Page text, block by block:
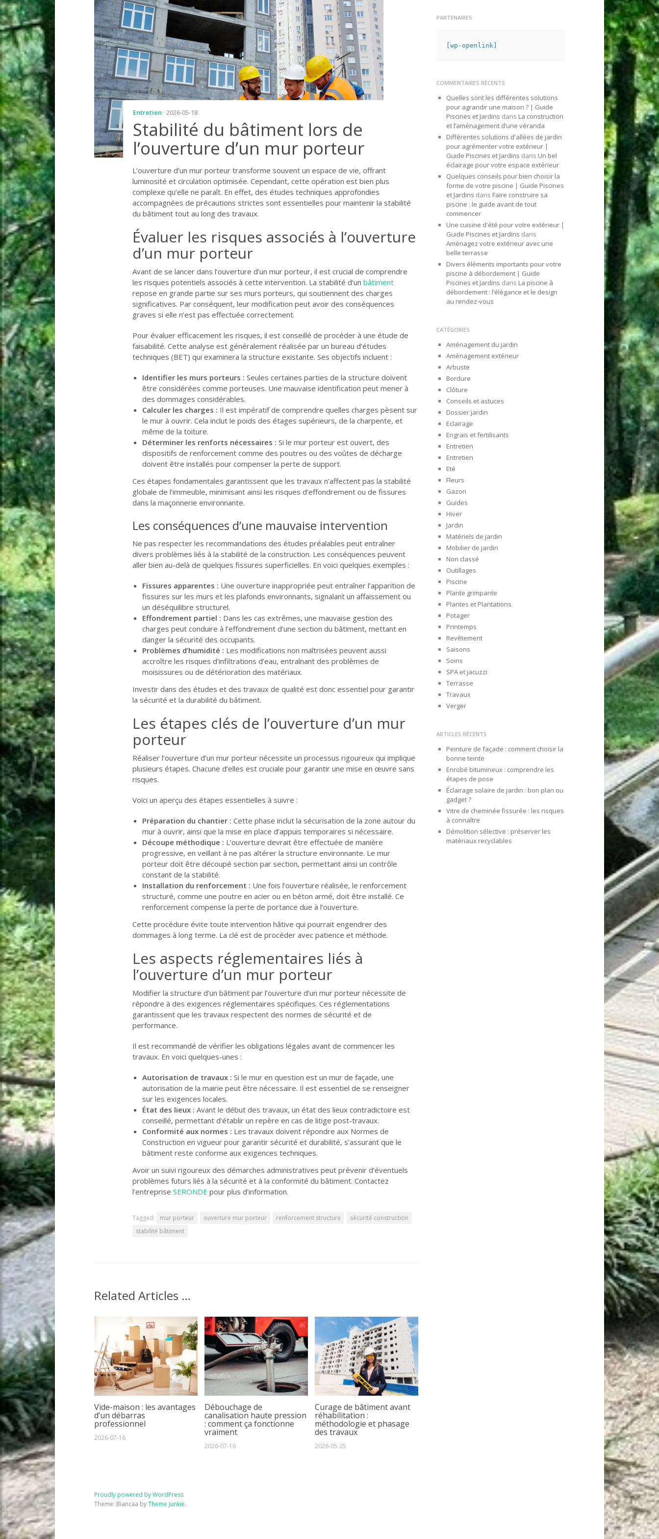
Entretien · 2026-05-18
Stabilité du bâtiment lors de
l’ouverture d’un mur porteur
L’ouverture d’un mur porteur transforme souvent un espace de vie, offrant
luminosité et circulation optimisée. Cependant, cette opération est bien plus
complexe qu’elle ne paraît. En effet, des études techniques approfondies
accompagnées de précautions strictes sont essentielles pour maintenir la stabilité
du bâtiment tout au long des travaux.
Évaluer les risques associés à l’ouverture
d’un mur porteur
Avant de se lancer dans l’ouverture d’un mur porteur, il est crucial de comprendre
les risques potentiels associés à cette intervention. La stabilité d’un bâtiment
repose en grande partie sur ses murs porteurs, qui soutiennent des charges
significatives. Par conséquent, leur modification peut avoir des conséquences
graves si elle n’est pas effectuée correctement.
Pour évaluer efficacement les risques, il est conseillé de procéder à une étude de
faisabilité. Cette analyse est généralement réalisée par un bureau d’études
techniques (BET) qui examinera la structure existante. Ses objectifs incluent :
Identifier les murs porteurs : Seules certaines parties de la structure doivent
être considérées comme porteuses. Une mauvaise identification peut mener à
des dommages considérables.
Calculer les charges : Il est impératif de comprendre quelles charges pèsent sur
le mur à ouvrir. Cela inclut le poids des étages supérieurs, de la charpente, et
même de la toiture.
Déterminer les renforts nécessaires : Si le mur porteur est ouvert, des
dispositifs de renforcement comme des poutres ou des voûtes de décharge
doivent être installés pour compenser la perte de support.
Ces étapes fondamentales garantissent que les travaux n’affectent pas la stabilité
globale de l’immeuble, minimisant ainsi les risques d’effondrement ou de fissures
dans la maçonnerie environnante.
Les conséquences d’une mauvaise intervention
Ne pas respecter les recommandations des études préalables peut entraîner
divers problèmes liés à la stabilité de la construction. Les conséquences peuvent
aller bien au-delà de quelques fissures superficielles. En voici quelques exemples :
Fissures apparentes : Une ouverture inappropriée peut entraîner l’apparition de
fissures sur les murs et les plafonds environnants, signalant un affaissement ou
un déséquilibre structurel.
Effondrement partiel : Dans les cas extrêmes, une mauvaise gestion des
charges peut conduire à l’effondrement d’une section du bâtiment, mettant en
danger la sécurité des occupants.
Problèmes d’humidité : Les modifications non maîtrisées peuvent aussi
accroître les risques d’infiltrations d’eau, entraînant des problèmes de
moisissures ou de détérioration des matériaux.
Investir dans des études et des travaux de qualité est donc essentiel pour garantir
la sécurité et la durabilité du bâtiment.
Les étapes clés de l’ouverture d’un mur
porteur
Réaliser l’ouverture d’un mur porteur nécessite un processus rigoureux qui implique
plusieurs étapes. Chacune d’elles est cruciale pour garantir une mise en œuvre sans
risques.
Voici un aperçu des étapes essentielles à suivre :
Préparation du chantier : Cette phase inclut la sécurisation de la zone autour du
mur à ouvrir, ainsi que la mise en place d’appuis temporaires si nécessaire.
Découpe méthodique : L’ouverture devrait être effectuée de manière
progressive, en veillant à ne pas altérer la structure environnante. Le mur
porteur doit être découpé section par section, permettant ainsi un contrôle
constant de la stabilité.
Installation du renforcement : Une fois l’ouverture réalisée, le renforcement
structuré, comme une poutre en acier ou en béton armé, doit être installé. Ce
renforcement compense la perte de portance due à l’ouverture.
Cette procédure évite toute intervention hâtive qui pourrait engendrer des
dommages à long terme. La clé est de procéder avec patience et méthode.
Les aspects réglementaires liés à
l’ouverture d’un mur porteur
Modifier la structure d’un bâtiment par l’ouverture d’un mur porteur nécessite de
répondre à des exigences réglementaires spécifiques. Ces réglementations
garantissent que les travaux respectent des normes de sécurité et de
performance.
Il est recommandé de vérifier les obligations légales avant de commencer les
travaux. En voici quelques-unes :
Autorisation de travaux : Si le mur en question est un mur de façade, une
autorisation de la mairie peut être nécessaire. Il est essentiel de se renseigner
sur les exigences locales.
État des lieux : Avant le début des travaux, un état des lieux contradictoire est
conseillé, permettant d’établir un repère en cas de litige post-travaux.
Conformité aux normes : Les travaux doivent répondre aux Normes de
Construction en vigueur pour garantir sécurité et durabilité, s’assurant que le
bâtiment reste conforme aux exigences techniques.
Avoir un suivi rigoureux des démarches administratives peut prévenir d’éventuels
problèmes futurs liés à la sécurité et à la conformité du bâtiment. Contactez
l’entreprise SERONDE pour plus d’information.
Tagged: mur porteur ouverture mur porteur renforcement structure
sécurité construction
stabilité bâtiment
Related Articles …
Vide-maison : les avantages
d’un débarras
professionnel
2026-07-16
Débouchage de
canalisation haute pression
: comment ça fonctionne
vraiment
2026-07-16
Curage de bâtiment avant
réhabilitation :
méthodologie et phasage
des travaux
2026-05-25
PARTENAIRES
[wp-openlink]
COMMENTAIRES RÉCENTS
Quelles sont les différentes solutions
pour agrandir une maison ? | Guide
Piscines et Jardins dans La construction
et l’aménagement d’une véranda
Différentes solutions d'allées de jardin
pour agrémenter votre extérieur |
Guide Piscines et Jardins dans Un bel
éclairage pour votre espace extérieur
Quelques conseils pour bien choisir la
forme de votre piscine | Guide Piscines
et Jardins dans Faire construire sa
piscine : le guide avant de tout
commencer
Une cuisine d'été pour votre extérieur |
Guide Piscines et Jardins dans
Aménagez votre extérieur avec une
belle terrasse
Divers éléments importants pour votre
piscine à débordement | Guide
Piscines et Jardins dans La piscine à
débordement : l’élégance et le design
au rendez-vous
CATÉGORIES
Aménagement du jardin
Aménagement extérieur
Arbuste
Bordure
Clôture
Conseils et astuces
Dossier jardin
Eclairage
Engrais et fertilisants
Entretien
Entretien
Eté
Fleurs
Gazon
Guides
Hiver
Jardin
Matériels de jardin
Mobilier de jardin
Non classé
Outillages
Piscine
Plante grimpante
Plantes et Plantations
Potager
Printemps
Revêtement
Saisons
Soins
SPA et jacuzzi
Terrasse
Travaux
Verger
ARTICLES RÉCENTS
Peinture de façade : comment choisir la
bonne teinte
Enrobé bitumineux : comprendre les
étapes de pose
Éclairage solaire de jardin : bon plan ou
gadget ?
Vitre de cheminée fissurée : les risques
à connaître
Démolition sélective : préserver les
matériaux recyclables
Proudly powered by WordPress
Theme: Biancaa byTheme Junkie.